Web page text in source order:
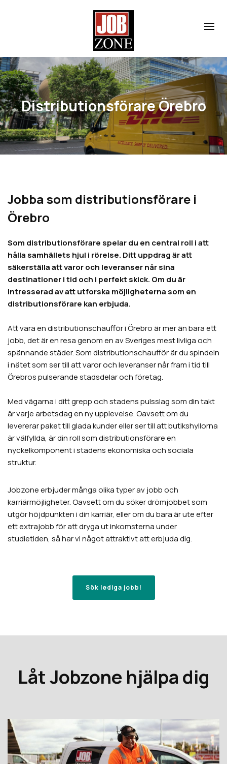
Distributionsförare Örebro
Jobba som distributionsförare i
Örebro
Som distributionsförare spelar du en central roll i att
hålla samhällets hjul i rörelse. Ditt uppdrag är att
säkerställa att varor och leveranser når sina
destinationer i tid och i perfekt skick. Om du är
intresserad av att utforska möjligheterna som en
distributionsförare kan erbjuda.
Att vara en distributionschaufför iÖrebroär mer än bara ett
jobb, det är en resa genom en av Sveriges mest livliga och
spännande städer. Som distributionschaufför är du spindeln
i nätet som ser till att varor och leveranser når fram i tid till
Örebrospulserande stadsdelar och företag.
Med vägarna i ditt grepp och stadens pulsslag som din takt
är varje arbetsdag en ny upplevelse. Oavsett om du
levererar paket till glada kunder eller ser till att butikshyllorna
är välfyllda, är din roll som distributionsförare en
nyckelkomponent i stadens ekonomiska och sociala
struktur.
Jobzone erbjuder många olika typer av jobb och
karriärmöjligheter. Oavsett om du söker drömjobbet som
utgör höjdpunkten i din karriär, eller om du bara är ute efter
ett extrajobb för att dryga ut inkomsterna under
studietiden, så har vi något attraktivt att erbjuda dig.
Sök lediga jobb!
Låt Jobzone hjälpa dig